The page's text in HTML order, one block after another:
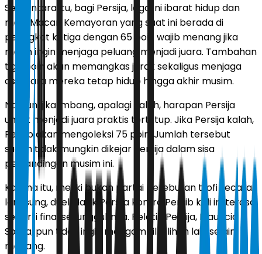
Sementara itu, bagi Persija, laga ini ibarat hidup dan
mati. Macan Kemayoran yang saat ini berada di
peringkat ketiga dengan 65 poin wajib menang jika
masih ingin menjaga peluang menjadi juara. Tambahan
tiga poin akan memangkas jarak sekaligus menjaga
asa juara mereka tetap hidup hingga akhir musim.
Namun, jika imbang, apalagi kalah, harapan Persija
untuk menjadi juara praktis tertutup. Jika Persija kalah,
Persib akan mengoleksi 75 poin. Jumlah tersebut
sudah tidak mungkin dikejar Persija dalam sisa
pertandingan musim ini.
Karena itu, meski bukan partai perebutan trofi secara
langsung, duel klasik Persija kontra Persib kali ini terasa
seperti final sesungguhnya. Pelatih Persija, Mauricio
Souza, pun tidak ingin mengambil pilihan lain selain
menang.